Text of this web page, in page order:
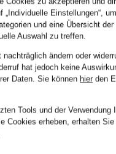
ISABEL
MARANT
Einstellungen“,
und eine Übersicht
Auswahl zu treffen.
ändern oder
hat jedoch keine
Daten. Sie können hier den
Tools und der Verwendung
Cookies erheben, erhalten